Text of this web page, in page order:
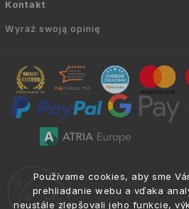
Používame cookies, aby sme
prehliadanie webu a vďaka
neustále zlepšovali jeho funkcie,
Kontakt
Wyraź swoją opinię
prawa